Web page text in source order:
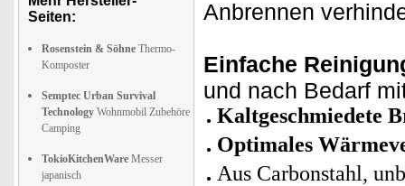
Seiten:
Rosenstein & Söhne Thermo-
Komposter
Semptec Urban Survival
Technology Wohnmobil Zubehöre
Camping
TokioKitchenWare Messer
japanisch
Anbrennen
Einfache
und nach Bedarf
Kaltgeschmiedete
Optimales
Aus Carbonstahl,